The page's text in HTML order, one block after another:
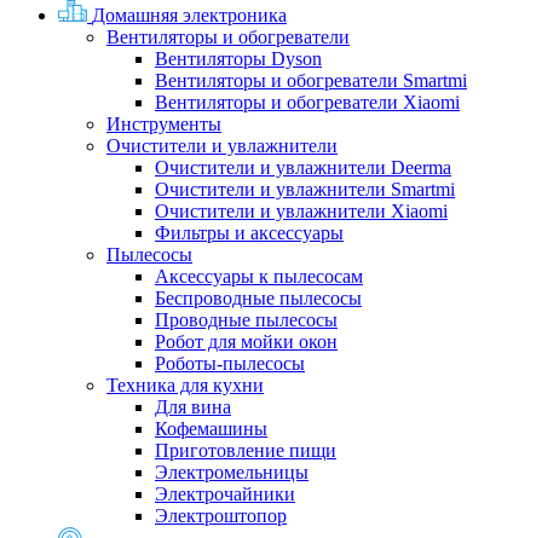
Домашняя электроника
Вентиляторы и обогреватели
Вентиляторы Dyson
Вентиляторы и обогреватели Smartmi
Вентиляторы и обогреватели Xiaomi
Инструменты
Очистители и увлажнители
Очистители и увлажнители Deerma
Очистители и увлажнители Smartmi
Очистители и увлажнители Xiaomi
Фильтры и аксессуары
Пылесосы
Аксессуары к пылесосам
Беспроводные пылесосы
Проводные пылесосы
Робот для мойки окон
Роботы-пылесосы
Техника для кухни
Для вина
Кофемашины
Приготовление пищи
Электромельницы
Электрочайники
Электроштопор